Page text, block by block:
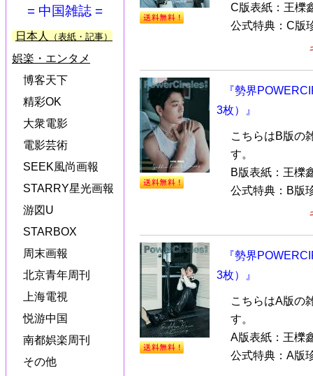
= 中国雑誌 =
日本人 （表紙・記事）
娯楽・エンタメ
博客天下
精彩OK
大衆電影
電影芸術
SEEK風尚画報
STARRY星光画報
游図U
STARBOX
周末画報
北京青年周刊
上海電視
悦游中国
南都娯楽周刊
その他
C版表紙：王櫟
公式特典：C版
『勢界
3枚）』
こちらはB版の
す。
B版表紙：王櫟
公式特典：B版
『勢界
3枚）』
こちらはA版の
す。
A版表紙：王櫟
公式特典：A版